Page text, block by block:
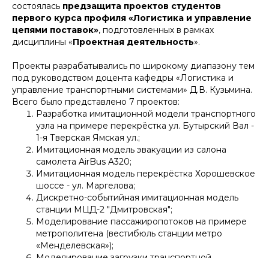
состоялась предзащита проектов студентов
первого курса профиля «Логистика и управление
цепями поставок», подготовленных в рамках
дисциплины «Проектная деятельность».
Проекты разрабатывались по широкому диапазону тем
под руководством доцента кафедры «Логистика и
управление транспортными системами» Д.В. Кузьмина.
Всего было представлено 7 проектов:
Разработка имитационной модели транспортного
узла на примере перекрёстка ул. Бутырский Вал -
1-я Тверская Ямская ул.;
Имитационная модель эвакуации из салона
самолета AirBus A320;
Имитационная модель перекрёстка Хорошевское
шоссе - ул. Маргелова;
Дискретно-событийная имитационная модель
станции МЦД-2 "Дмитровская";
Моделирование пассажиропотоков на примере
метрополитена (вестибюль станции метро
«Менделевская»);